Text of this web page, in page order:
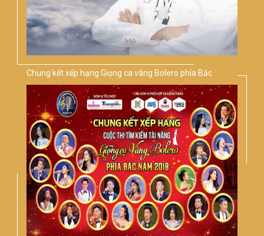
Chung kết xếp hạng Giọng ca vàng Bolero phía Bắc
2018